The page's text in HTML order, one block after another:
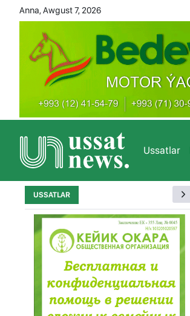
Anna, Awgust 7, 2026
Ussatlar
USSATLAR